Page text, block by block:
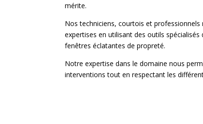
mérite.
Nos techniciens, courtois et
expertises en utilisant des outils spécialisés
fenêtres éclatantes de propreté.
Notre expertise dans le domaine nous
interventions tout en respectant les